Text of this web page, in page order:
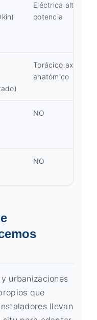
Eléctrica alta
potencia
Torácico axial
anatómico
NO
NO
urbanizaciones
que
llevan